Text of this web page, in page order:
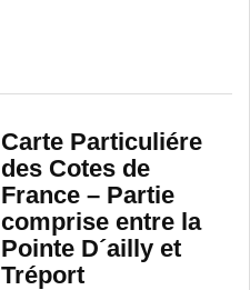
Carte Particuliére
des Cotes de
France – Partie
comprise entre la
Pointe D´ailly et
Tréport